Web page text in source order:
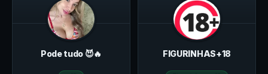
Pode tudo 😈🔥 FIGURINHAS+18